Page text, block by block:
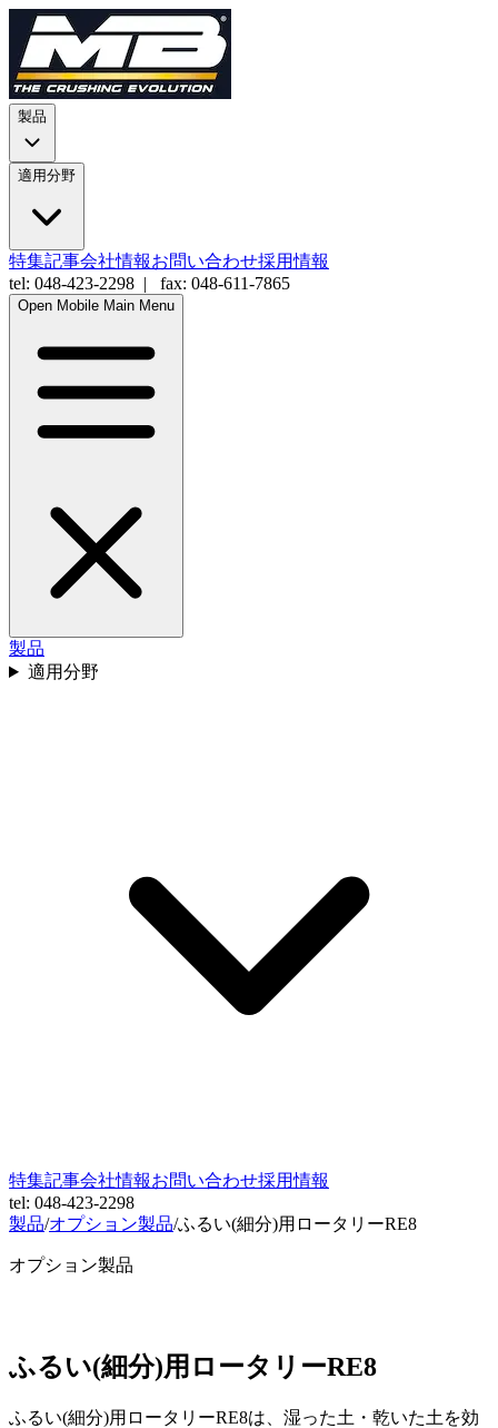
製品
適用分野
特集記事会社情報お問い合わせ採用情報
tel: 048-423-2298 | fax: 048-611-7865
Open Mobile Main Menu
製品
適用分野
特集記事会社情報お問い合わせ採用情報
tel: 048-423-2298
製品/オプション製品/ふるい(細分)用ロータリーRE8
オプション製品
ふるい(細分)用ロータリーRE8
ふるい(細分)用ロータリーRE8は、湿った土・乾いた土を効